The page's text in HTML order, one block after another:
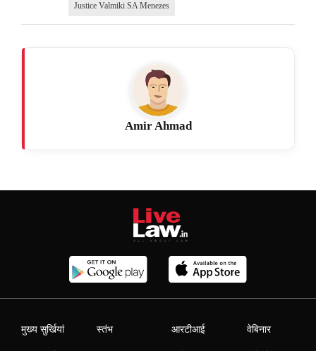
Justice Valmiki SA Menezes
Amir Ahmad
मुख्य सुर्खियां स्तंभ आरटीआई वेबिनार